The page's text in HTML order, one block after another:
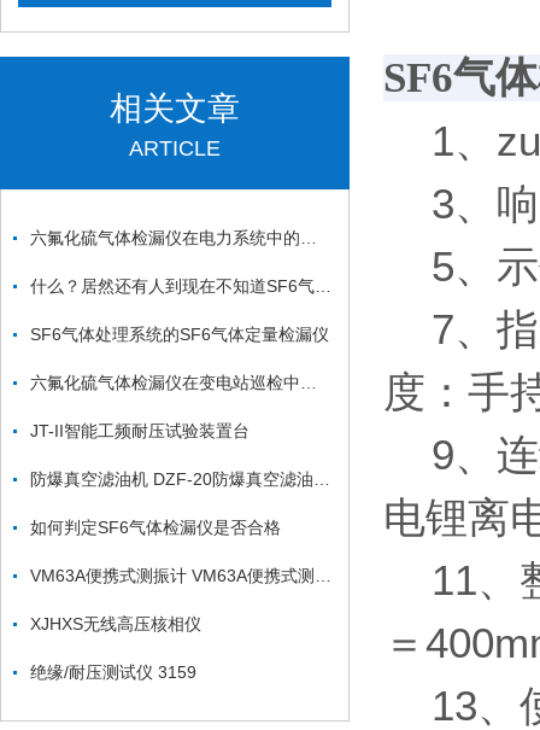
相关文章
ARTICLE
SF6气体处理系统的SF6气体定量检漏仪
JT-II智能工频耐压试验装置台
如何判定SF6气体检漏仪是否合格
XJHXS无线高压核相仪
绝缘/耐压测试仪 3159
SF6气
1、
3、响
5、示
7、指
度：手
9、
电锂离
11、
＝
13、